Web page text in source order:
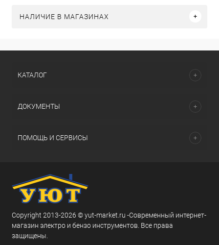
НАЛИЧИЕ В МАГАЗИНАХ
КАТАЛОГ
ДОКУМЕНТЫ
ПОМОЩЬ И СЕРВИСЫ
Copyright 2013-2026 © yut-market.ru -Современный интернет-
магазин электро и бензо инструментов. Все права
защищены.